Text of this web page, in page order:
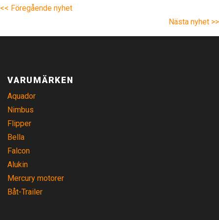
<< Föregående nyhet
Nästa nyhet >>
VARUMÄRKEN
Aquador
Nimbus
Flipper
Bella
Falcon
Alukin
Mercury motorer
Båt-Trailer